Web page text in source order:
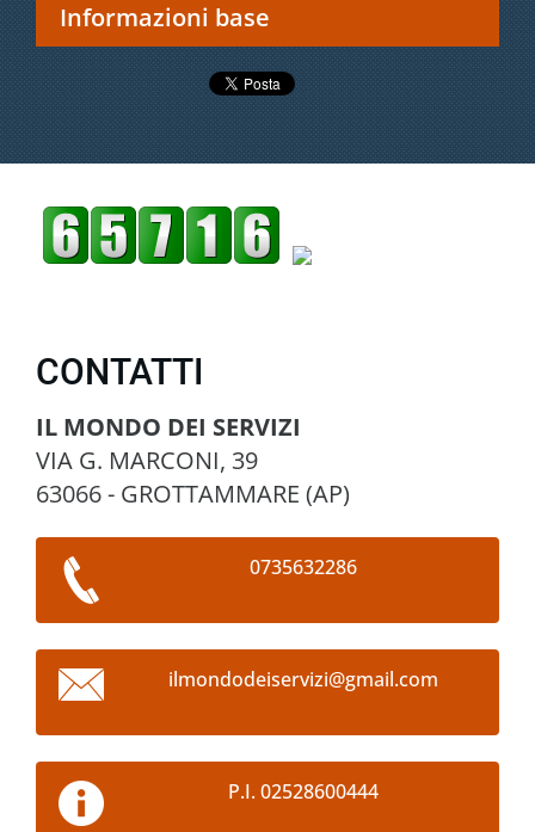
Informazioni base
CONTATTI
IL MONDO DEI SERVIZI
VIA G. MARCONI, 39
63066 - GROTTAMMARE (AP)
0735632286
ilmondodeiservizi@gmail.com
P.I. 02528600444